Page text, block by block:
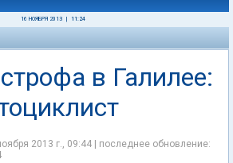
16 НОЯБРЯ 2013 11:24
в Галилее:
2013 г., 09:44 | последнее обновление: